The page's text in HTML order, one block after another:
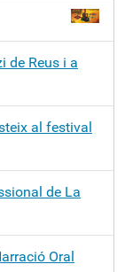
de Reus i a
al festival
de La
Oral